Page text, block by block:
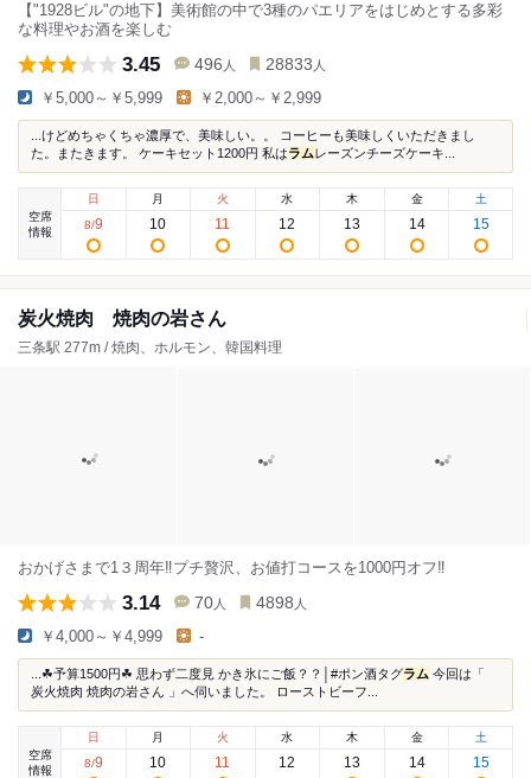
【"1928ビル"の地下】美術館の中で3種のパエリアをはじめとする多彩
な料理やお酒を楽しむ
3.45 496 人 28833 人
￥5,000～￥5,999 ￥2,000～￥2,999
...けどめちゃくちゃ濃厚で、美味しい。。 コーヒーも美味しくいただきまし
た。またきます。 ケーキセット1200円 私はラムレーズンチーズケーキ...
空席
情報
日
8/9
月
10
火
11
水
12
木
13
金
14
土
15
炭火焼肉 焼肉の岩さん
三条駅 277m / 焼肉、ホルモン、韓国料理
おかげさまで1３周年‼プチ贅沢、お値打コースを1000円オフ‼
3.14 70 人 4898 人
￥4,000～￥4,999 -
...☘予算1500円☘ 思わず二度見 かき氷にご飯？？│#ポン酒タグラム 今回は「
炭火焼肉 焼肉の岩さん 」へ伺いました。 ローストビーフ...
空席
情報
日
8/9
月
10
火
11
水
12
木
13
金
14
土
15